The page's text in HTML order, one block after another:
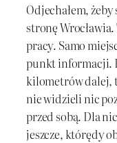
Odjechałem,
stronę
pracy. Samo
punkt informacji.
kilometrów dalej,
nie widzieli nic
przed sobą. Dla
jeszcze, którędy